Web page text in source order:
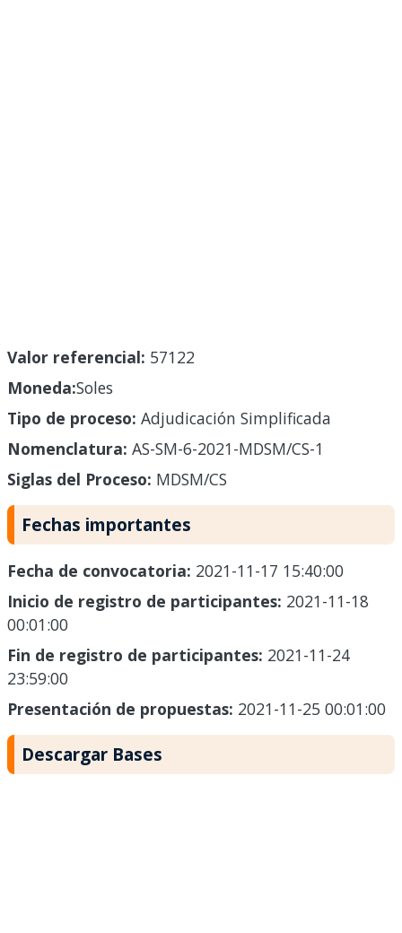
Valor referencial: 57122
Moneda:Soles
Tipo de proceso: Adjudicación Simplificada
Nomenclatura: AS-SM-6-2021-MDSM/CS-1
Siglas del Proceso: MDSM/CS
Fechas importantes
Fecha de convocatoria: 2021-11-17 15:40:00
Inicio de registro de participantes: 2021-11-18
00:01:00
Fin de registro de participantes: 2021-11-24
23:59:00
Presentación de propuestas: 2021-11-25 00:01:00
Descargar Bases